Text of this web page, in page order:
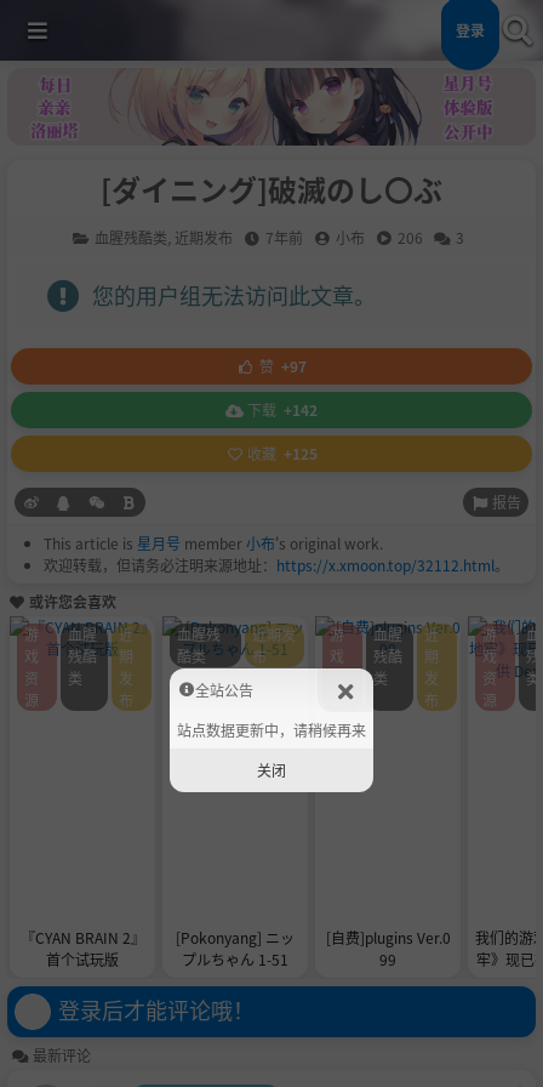
登录
[ダイニング]破滅のし〇ぶ
血腥残酷类 近期发布 7年前 小布 206 3
您的用户组无法访问此文章。
赞 +97
下载 +142
收藏 +125
报告
This article is 星月号 member小布's original work.
欢迎转载，但请务必注明来源地址： https://x.xmoon.top/32112.html。
或许您会喜欢
『CYAN BRAIN 2』
首个试玩版
游
戏
资
源
血腥
残酷
类
近
期
发
布
[Pokonyang] ニッ
プルちゃん 1-51
血腥残
酷类
近期发
布
[自费]plugins Ver.0
99
游
戏
源
血腥
残酷
类
近
期
发
布
我们的游
牢》现已
游
戏
资
源
类
登录后才能评论哦！
最新评论
全站公告
站点数据更新中，请稍候再来
关闭